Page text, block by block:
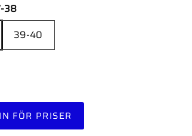
38
39-40
FÖR PRISER